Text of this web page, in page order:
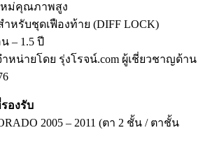
ม่คุณภาพสูง
หรับชุดเฟืองท้าย (DIFF LOCK)
– 1.5 ปี
ำหน่ายโดย รุ่งโรจน์.com ผู้เชี่ยวชาญด้าน
องรับ
2005 – 2011 (ตา 2 ชั้น / ตาชั้น